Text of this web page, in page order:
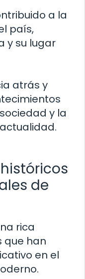
a la
país,
y su lugar
atrás y
y la
de
rica
que han
en el